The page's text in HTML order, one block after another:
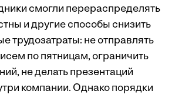
смогли перераспределять
и другие способы снизить
трудозатраты: не отправлять
по пятницам, ограничить
не делать презентаций
компании. Однако порядки